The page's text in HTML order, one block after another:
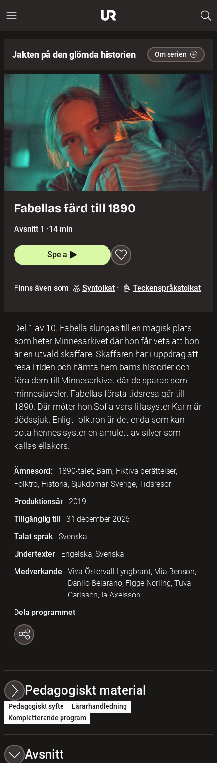
Jakten på den glömda historien Om serien
Fabellas färd till 1890
Avsnitt 1 ·14 min
Spela
Finns även som Syntolkat · Teckenspråkstolkat
Del 1 av 10. Fabella slungas till en magisk plats
som heter Minnesarkivet där hon får veta att hon
är en utvald skaffare. Skaffaren har i uppdrag att
resa i tiden och hämta hem barns historier och
föra dem till Minnesarkivet där de sparas som
minnesjuveler. Fabellas första tidsresa går till
1890. Där möter hon Sofia vars lillasyster Karin är
dödssjuk. Enligt folktron är det enda som kan
bota hennes syster en amulett av silver som
kallas ellakors.
Ämnesord:
1890-talet, Barn, Fiktiva berättelser,
Folktro, Historia, Sjukdomar, Sverige, Tidsresor
Produktionsår
2019
Tillgänglig till
31 december 2026
Talat språk
Svenska
Undertexter
Engelska, Svenska
Medverkande
Viva Östervall Lyngbrant, Mia Benson,
Danilo Bejarano, Figge Norling, Tuva
Carlsson, Ia Axelsson
Dela programmet
Pedagogiskt material
Pedagogiskt syfte
Lärarhandledning
Kompletterande program
Avsnitt